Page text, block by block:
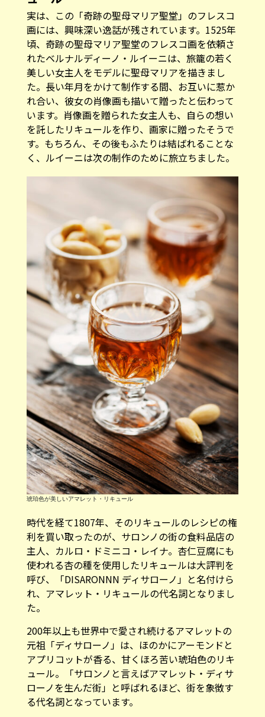
実は、この「奇跡の聖母マリア聖堂」のフレスコ
画には、興味深い逸話が残されています。1525年
頃、奇跡の聖母マリア聖堂のフレスコ画を依頼さ
れたベルナルディーノ・ルイーニは、旅籠の若く
美しい女主人をモデルに聖母マリアを描きまし
た。長い年月をかけて制作する間、お互いに惹か
れ合い、彼女の肖像画も描いて贈ったと伝わって
います。肖像画を贈られた女主人も、自らの想い
を託したリキュールを作り、画家に贈ったそうで
す。もちろん、その後もふたりは結ばれることな
く、ルイーニは次の制作のために旅立ちました。
琥珀色が美しいアマレット・リキュール
時代を経て1807年、そのリキュールのレシピの権
利を買い取ったのが、サロンノの街の食料品店の
主人、カルロ・ドミニコ・レイナ。杏仁豆腐にも
使われる杏の種を使用したリキュールは大評判を
呼び、「DISARONNN ディサローノ」と名付けら
れ、アマレット・リキュールの代名詞となりまし
た。
200年以上も世界中で愛され続けるアマレットの
元祖「ディサローノ」は、ほのかにアーモンドと
アプリコットが香る、甘くほろ苦い琥珀色のリキ
ュール。「サロンノと言えばアマレット・ディサ
ローノを生んだ街」と呼ばれるほど、街を象徴す
る代名詞となっています。